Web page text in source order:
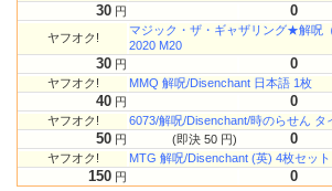
30 円 0
ヤフオク!
マジック・ザ・ギャザリング★解呪
2020 M20
30 円 0
ヤフオク! MMQ 解呪/Disenchant 日本語 1枚
40 円 0
ヤフオク! 6073/解呪/Disenchant/時のらせん タ
50 円 (即決 50 円) 0
ヤフオク! MTG 解呪/Disenchant (英) 4枚セッ
150 円 0